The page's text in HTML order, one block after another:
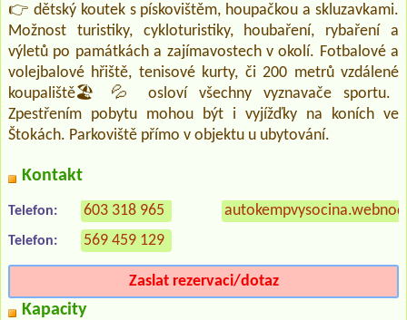
👉 dětský koutek s pískovištěm, houpačkou a skluzavkami.
Možnost turistiky, cykloturistiky, houbaření, rybaření a
výletů po památkách a zajímavostech v okolí. Fotbalové a
volejbalové hřiště, tenisové kurty, či 200 metrů vzdálené
koupaliště🏖️💦 osloví všechny vyznavače sportu.
Zpestřením pobytu mohou být i vyjížďky na koních ve
Štokách. Parkoviště přímo v objektu u ubytování.
Kontakt
Telefon: 603 318 965
Telefon: 569 459 129
Zaslat rezervaci/dotaz
Kapacity